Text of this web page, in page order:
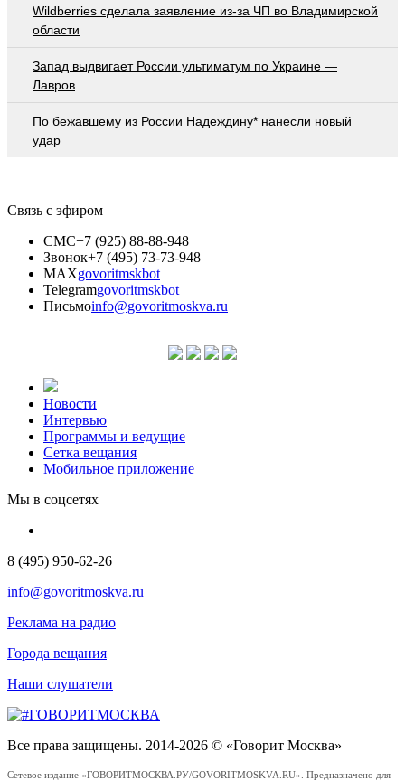
Wildberries cделала заявление из-за ЧП во Владимирской
области
Запад выдвигает России ультиматум по Украине —
Лавров
По бежавшему из России Надеждину* нанесли новый
удар
Связь с эфиром
СМС+7 (925) 88-88-948
Звонок+7 (495) 73-73-948
MAXgovoritmskbot
Telegramgovoritmskbot
Письмоinfo@govoritmoskva.ru
Новости
Интервью
Программы и ведущие
Сетка вещания
Мобильное приложение
Мы в соцсетях
8 (495) 950-62-26
info@govoritmoskva.ru
Реклама на радио
Города вещания
Наши слушатели
Все права защищены. 2014-2026 © «Говорит Москва»
Сетевое издание «ГОВОРИТМОСКВА.РУ/GOVORITMOSKVA.RU». Предназначено для